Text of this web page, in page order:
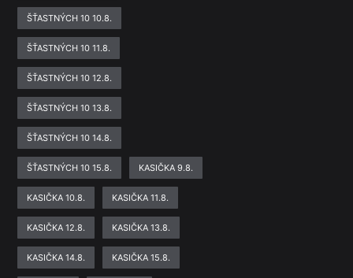
ŠŤASTNÝCH 10 10.8.
ŠŤASTNÝCH 10 11.8.
ŠŤASTNÝCH 10 12.8.
ŠŤASTNÝCH 10 13.8.
ŠŤASTNÝCH 10 14.8.
ŠŤASTNÝCH 10 15.8. KASIČKA 9.8.
KASIČKA 10.8. KASIČKA 11.8.
KASIČKA 12.8. KASIČKA 13.8.
KASIČKA 14.8. KASIČKA 15.8.